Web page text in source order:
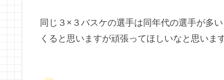
同じ３×３バスケの選手は同年代の選手が多
くると思いますが頑張ってほしいなと思いま